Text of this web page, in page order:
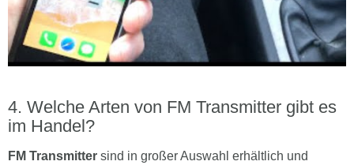
Welche Arten von FM Transmitter gibt es
im Handel?
FM Transmitter sind in großer Auswahl erhältlich und